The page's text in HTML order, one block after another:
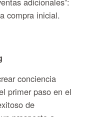
compra inicial.
conciencia
primer paso en el
de